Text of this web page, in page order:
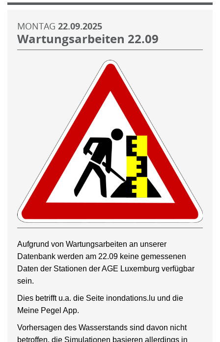
MONTAG 22.09.2025
Wartungsarbeiten 22.09
Aufgrund von Wartungsarbeiten an unserer
Datenbank werden am 22.09 keine gemessenen
Daten der Stationen der AGE Luxemburg verfügbar
sein.
Dies betrifft u.a. die Seite inondations.lu und die
Meine Pegel App.
Vorhersagen des Wasserstands sind davon nicht
betroffen, die Simulationen basieren allerdings in